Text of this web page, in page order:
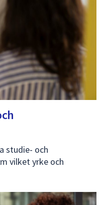
studie- och
vilket yrke och